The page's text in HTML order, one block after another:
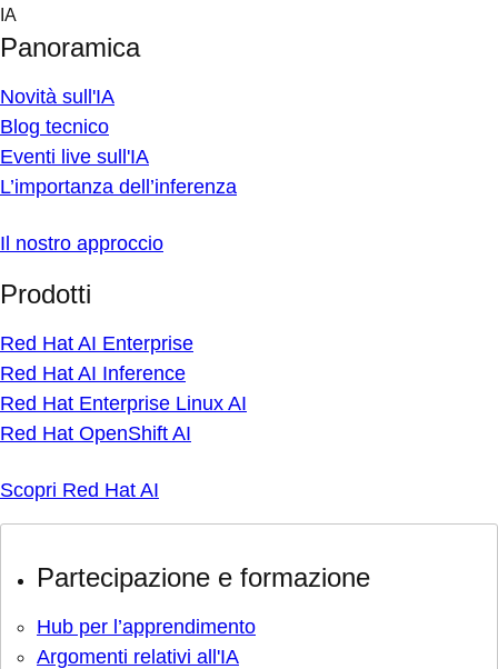
Skip
content
IA
Panoramica
Novità sull'IA
Blog tecnico
Eventi live sull'IA
L’importanza dell’inferenza
Il nostro approccio
Prodotti
Red Hat AI Enterprise
Red Hat AI Inference
Red Hat Enterprise Linux AI
Red Hat OpenShift AI
Scopri Red Hat AI
Partecipazione e formazione
Hub per l’apprendimento
Argomenti relativi all'IA